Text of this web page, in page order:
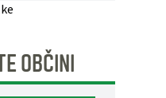
OBČINI